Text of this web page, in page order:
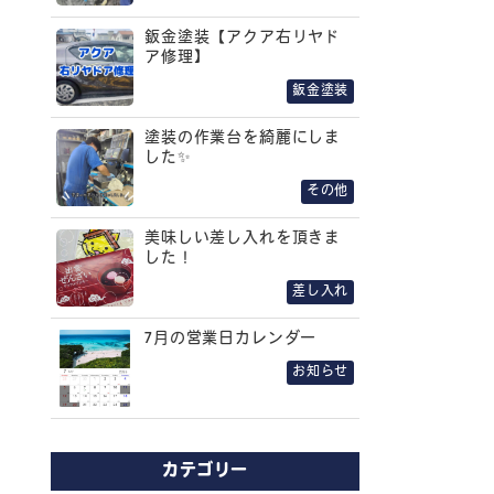
鈑金塗装【アクア右リヤド
ア修理】
鈑金塗装
塗装の作業台を綺麗にしま
した✨
その他
美味しい差し入れを頂きま
した！
差し入れ
7月の営業日カレンダー
お知らせ
カテゴリー